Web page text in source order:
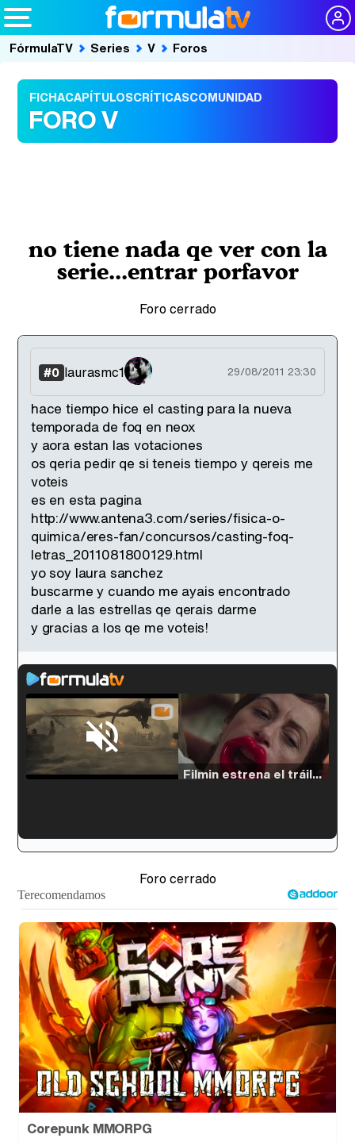
FórmulaTV Series V Foros
FICHACAPÍTULOSCRÍTICASCOMUNIDAD
FORO V
no tiene nada qe ver con la
serie...entrar porfavor
Foro cerrado
#0 laurasmc1 29/08/2011 23:30
hace tiempo hice el casting para la nueva
temporada de foq en neox
y aora estan las votaciones
os qeria pedir qe si teneis tiempo y qereis me
voteis
es en esta pagina
http://www.antena3.com/series/fisica-o-
quimica/eres-fan/concursos/casting-foq-
letras_2011081800129.html
yo soy laura sanchez
buscarme y cuando me ayais encontrado
darle a las estrellas qe qerais darme
y gracias a los qe me voteis!
Loaded
33.30%
Filmin estrena el tráiler de 'Millennial Mal', su nueva comedia universitaria de la mano de Lorena Iglesias
Tráiler de '33 días', la nueva serie de Atresplayer con Julián Villagrán y José Manuel Poga
Tráiler en catalán de 'Ravalear', la nueva serie de HBO Max sobre los fondos buitre
Foro cerrado
Corepunk MMORPG